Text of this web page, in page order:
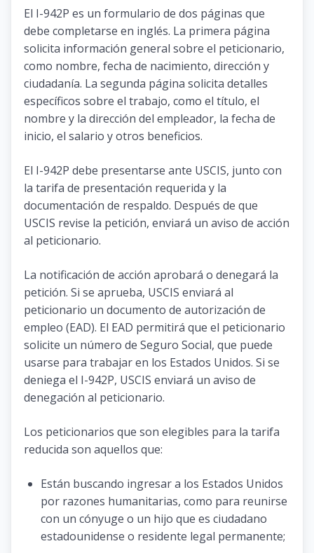
El I-942P es un formulario de dos páginas que
debe completarse en inglés. La primera página
solicita información general sobre el peticionario,
como nombre, fecha de nacimiento, dirección y
ciudadanía. La segunda página solicita detalles
específicos sobre el trabajo, como el título, el
nombre y la dirección del empleador, la fecha de
inicio, el salario y otros beneficios.
El I-942P debe presentarse ante USCIS, junto con
la tarifa de presentación requerida y la
documentación de respaldo. Después de que
USCIS revise la petición, enviará un aviso de acción
al peticionario.
La notificación de acción aprobará o denegará la
petición. Si se aprueba, USCIS enviará al
peticionario un documento de autorización de
empleo (EAD). El EAD permitirá que el peticionario
solicite un número de Seguro Social, que puede
usarse para trabajar en los Estados Unidos. Si se
deniega el I-942P, USCIS enviará un aviso de
denegación al peticionario.
Los peticionarios que son elegibles para la tarifa
reducida son aquellos que:
Están buscando ingresar a los Estados Unidos
por razones humanitarias, como para reunirse
con un cónyuge o un hijo que es ciudadano
estadounidense o residente legal permanente;